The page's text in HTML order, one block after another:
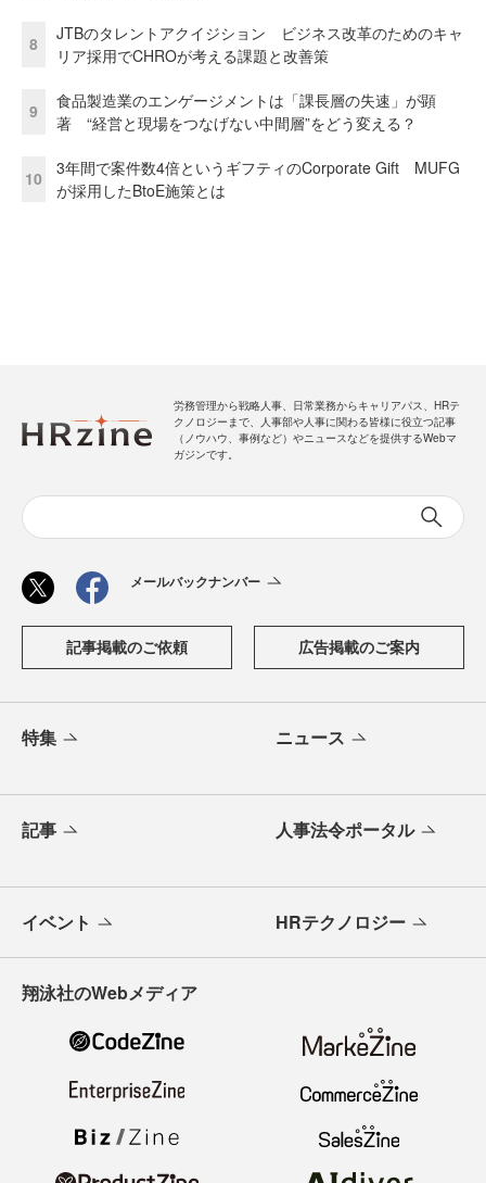
8
JTBのタレントアクイジション ビジネス改革のためのキャ
リア採用でCHROが考える課題と改善策
9
食品製造業のエンゲージメントは「課長層の失速」が顕
著 “経営と現場をつなげない中間層”をどう変える？
10
3年間で案件数4倍というギフティのCorporate Gift MUFG
が採用したBtoE施策とは
労務管理から戦略人事、日常業務からキャリアパス、HRテ
クノロジーまで、人事部や人事に関わる皆様に役立つ記事
（ノウハウ、事例など）やニュースなどを提供するWebマ
ガジンです。
メールバックナンバー
記事掲載のご依頼 広告掲載のご案内
特集 ニュース
記事 人事法令ポータル
イベント HRテクノロジー
翔泳社のWebメディア